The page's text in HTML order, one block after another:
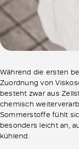
Während die ersten
Zuordnung von
besteht zwar aus
chemisch
Sommerstoffe fühlt
besonders leicht an,
kühlend.